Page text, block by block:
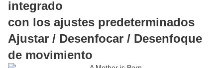
integrado
con los ajustes predeterminados
Ajustar / Desenfocar / Desenfoque
de movimiento